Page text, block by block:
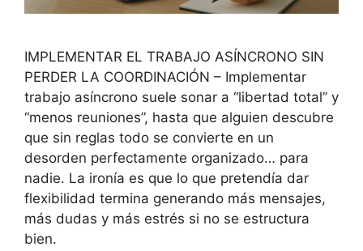
IMPLEMENTAR EL TRABAJO ASÍNCRONO SIN
PERDER LA COORDINACIÓN – Implementar
trabajo asíncrono suele sonar a “libertad total” y
“menos reuniones”, hasta que alguien descubre
que sin reglas todo se convierte en un
desorden perfectamente organizado… para
nadie. La ironía es que lo que pretendía dar
flexibilidad termina generando más mensajes,
más dudas y más estrés si no se estructura
bien.